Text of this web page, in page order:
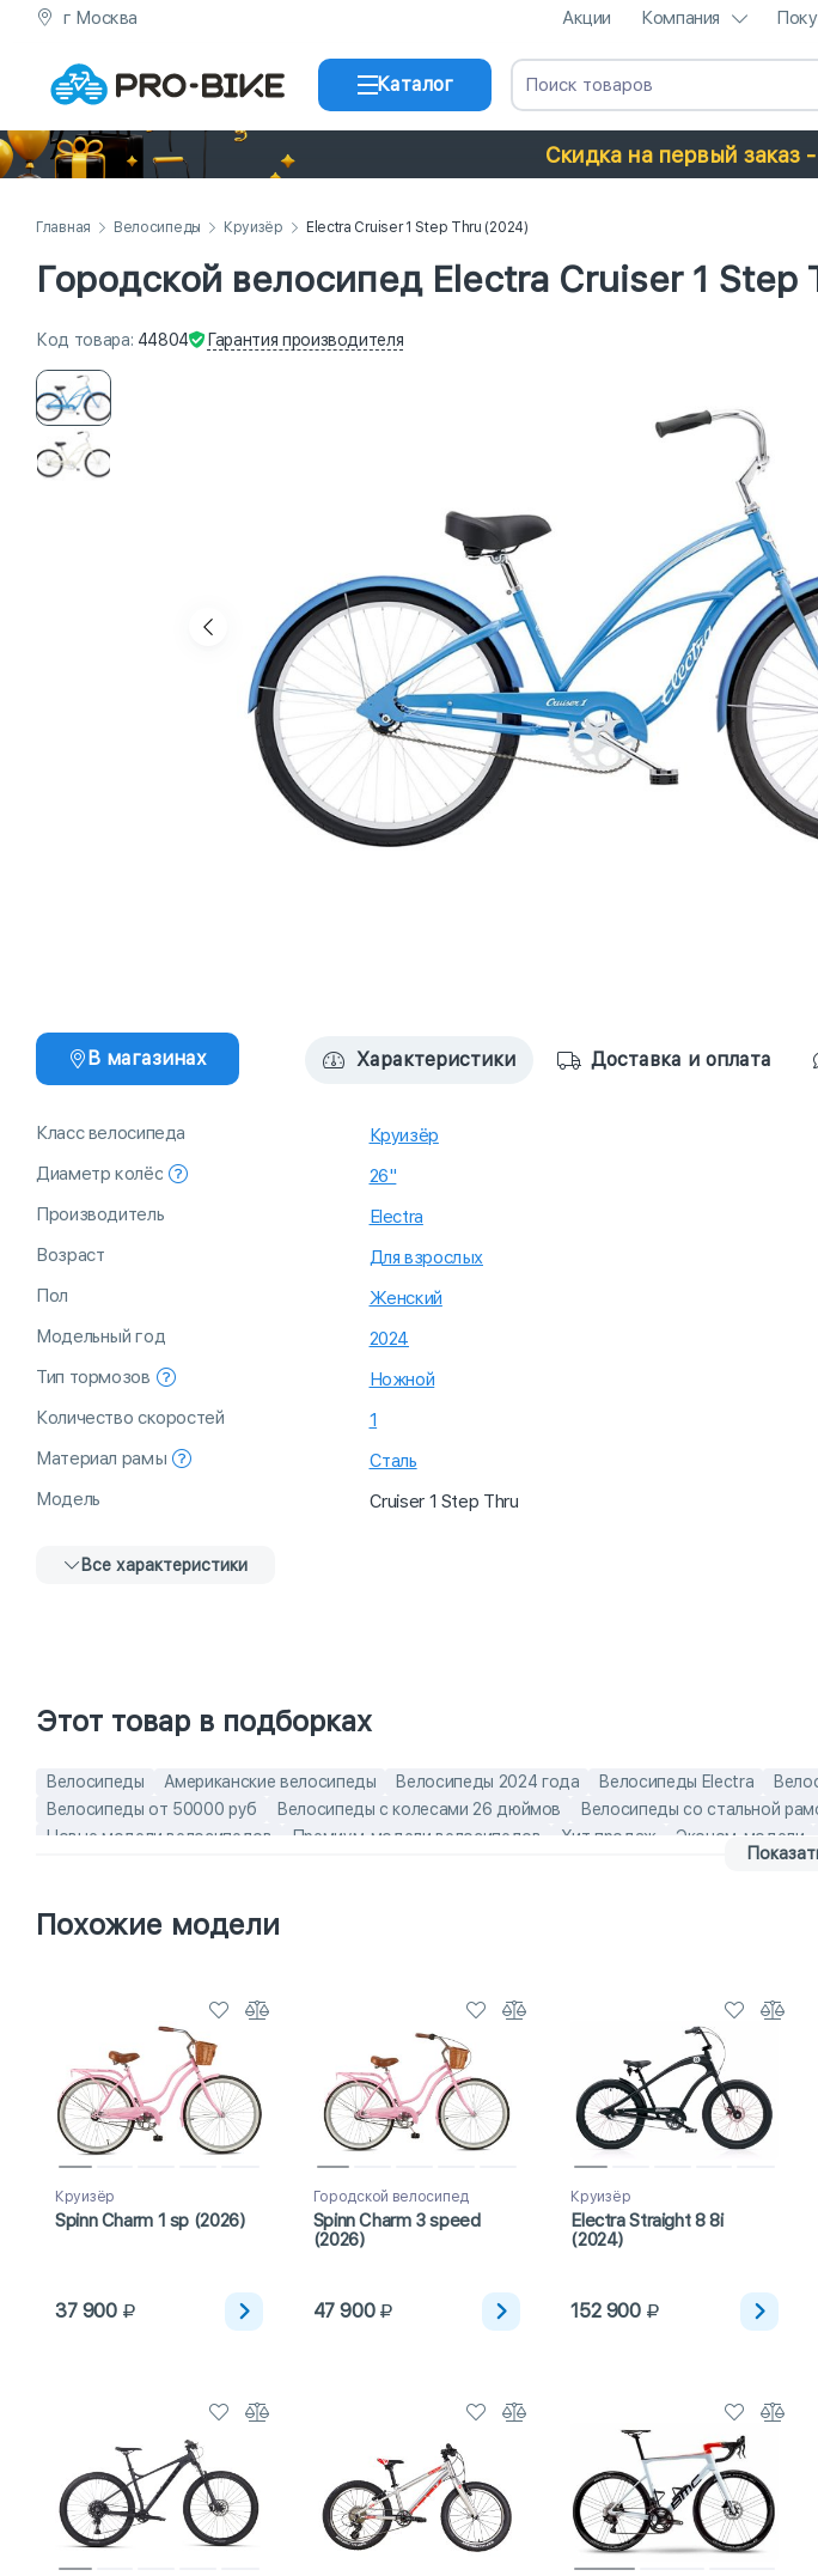
г Москва Акции Компания
Каталог
Скидка на первый заказ
Главная Велосипеды Круизёр Electra Cruiser 1 Step Thru (2024)
Городской велосипед Electra Cruiser 1 Step
Код товара: 44804 Гарантия производителя
В магазинах Характеристики Доставка и оплата
Класс велосипеда
Круизёр
Диаметр колёс
26"
Производитель
Electra
Возраст
Для взрослых
Пол
Женский
Модельный год
2024
Тип тормозов
Ножной
Количество скоростей
1
Материал рамы
Сталь
Модель
Cruiser 1 Step Thru
Все характеристики
Этот товар в подборках
Велосипеды Американские велосипеды Велосипеды 2024 года Велосипеды Electra
Велосипеды от 50000 руб
Велосипеды с колесами 26 дюймов Велосипеды со стальной
Новые модели велосипедов
Премиум-модели велосипедов Хит продаж Эконом-модели
Детские
Похожие модели
Круизёр
Spinn Charm 1 sp (2026)
37 900
Городской велосипед
Spinn Charm 3 speed
(2026)
47 900
Круизёр
Electra Straight 8 8i
(2024)
152 900